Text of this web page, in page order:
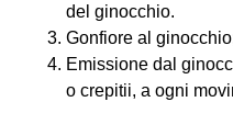
del ginocchio.
Gonfiore al
Emissione dal
o crepitii, a ogni